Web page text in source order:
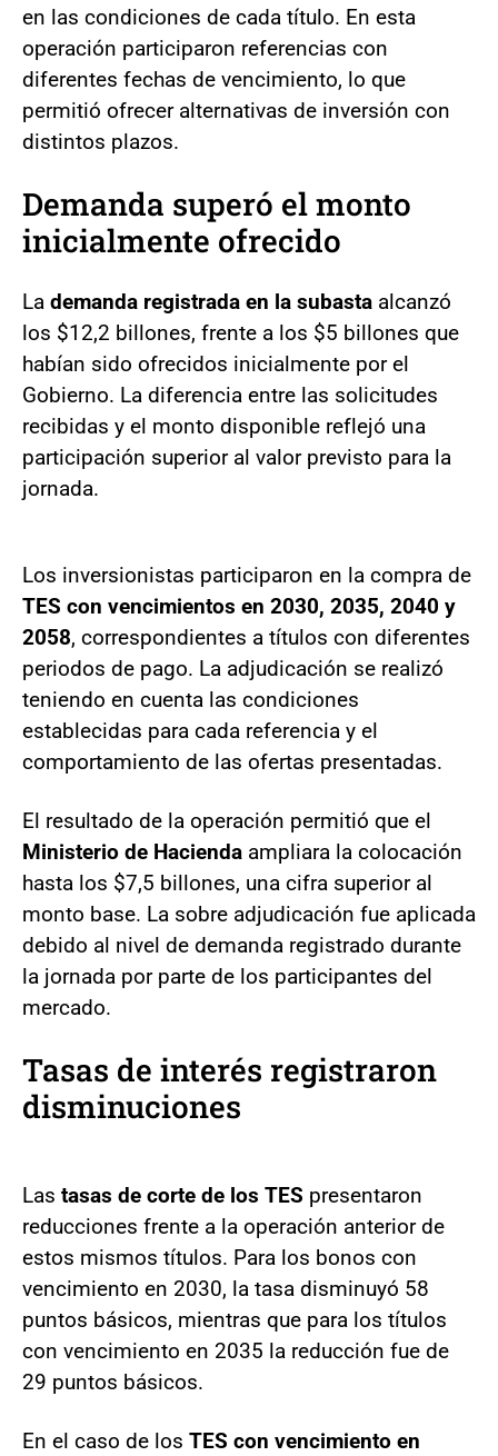
en las condiciones de cada título. En esta
operación participaron referencias con
diferentes fechas de vencimiento, lo que
permitió ofrecer alternativas de inversión con
distintos plazos.
Demanda superó el monto
inicialmente ofrecido
La demanda registrada en la subasta alcanzó
los $12,2 billones, frente a los $5 billones que
habían sido ofrecidos inicialmente por el
Gobierno. La diferencia entre las solicitudes
recibidas y el monto disponible reflejó una
participación superior al valor previsto para la
jornada.
Los inversionistas participaron en la compra de
TES con vencimientos en 2030, 2035, 2040 y
2058, correspondientes a títulos con diferentes
periodos de pago. La adjudicación se realizó
teniendo en cuenta las condiciones
establecidas para cada referencia y el
comportamiento de las ofertas presentadas.
El resultado de la operación permitió que el
Ministerio de Hacienda ampliara la colocación
hasta los $7,5 billones, una cifra superior al
monto base. La sobre adjudicación fue aplicada
debido al nivel de demanda registrado durante
la jornada por parte de los participantes del
mercado.
Tasas de interés registraron
disminuciones
Las tasas de corte de los TES presentaron
reducciones frente a la operación anterior de
estos mismos títulos. Para los bonos con
vencimiento en 2030, la tasa disminuyó 58
puntos básicos, mientras que para los títulos
con vencimiento en 2035 la reducción fue de
29 puntos básicos.
En el caso de los TES con vencimiento en